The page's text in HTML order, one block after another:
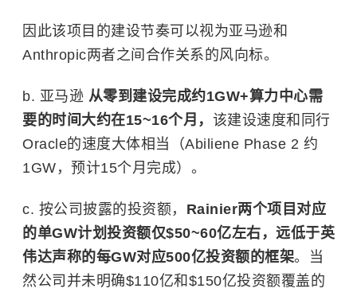
因此该项目的建设节奏可以视为亚马逊和
Anthropic两者之间合作关系的风向标。
b. 亚马逊 从零到建设完成约1GW+算力中心需
要的时间大约在15~16个月， 该建设速度和同行
Oracle的速度大体相当（Abiliene Phase 2 约
1GW，预计15个月完成）。
c. 按公司披露的投资额， Rainier两个项目对应
的单GW计划投资额仅$50~60亿左右，远低于英
伟达声称的每GW对应500亿投资额的框架。当
然公司并未明确$110亿和$150亿投资额覆盖的